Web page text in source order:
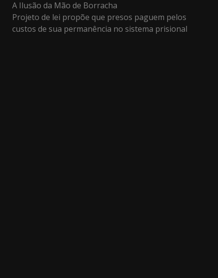
A Ilusão da Mão de Borracha
Projeto de lei propõe que presos paguem pelos
custos de sua permanência no sistema prisional